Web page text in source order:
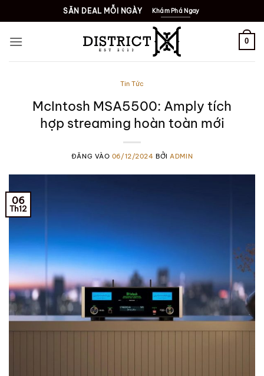
qua
nội
SĂN DEAL MỖI NGÀY Khám Phá Ngay
0
Tin Tức
McIntosh MSA5500: Amply tích
hợp streaming hoàn toàn mới
ĐĂNG VÀO 06/12/2024 BỞI ADMIN
06
Th12